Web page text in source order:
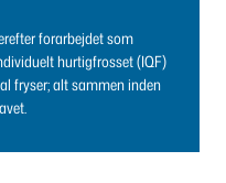
forarbejdet som
hurtigfrosset (IQF)
fryser; alt sammen inden